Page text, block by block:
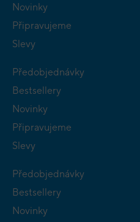
Novinky
Připravujeme
Slevy
Předobjednávky
Bestsellery
Novinky
Připravujeme
Slevy
Předobjednávky
Bestsellery
Novinky